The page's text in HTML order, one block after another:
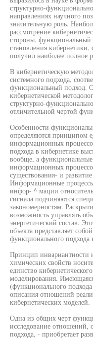
структурно-
направлениях научного
значительную роль.
рассмотрение
стороны,
становления
получил наиболее полное
В кибернетическую
системного подхода,
функциональный подход.
кибернетической
структурно-
отличительной чертой
Особенности
определяются принципом
информационных
подхода в кибернетике
вообще, а
информационных
существования- и
Информационные
инфор- ^ мации
сигнала подчиняются
закономерностям.
возможность управлять
энергетический состав.
объекта представляет
функционального подхода
Принцип инвариантности
химических свойств
единство
моделирования.
(функционального
описания отношений
кибернетических моделей.
Одна из общих черт
исследование отношений,
подхода, - приобретает